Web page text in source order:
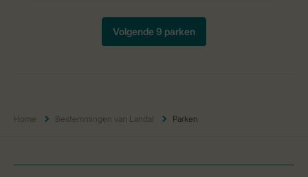
Home Bestemmingen van Landal Parken